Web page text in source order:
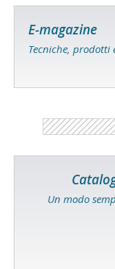
E-magazine
Tecniche, prodotti
Un modo